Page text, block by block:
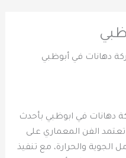
دهانات في أبوظبي
دهانات في ابوظبي بأحدث
تعتمد الفن المعماري على
الجوية والحرارة، مع تنفيذ